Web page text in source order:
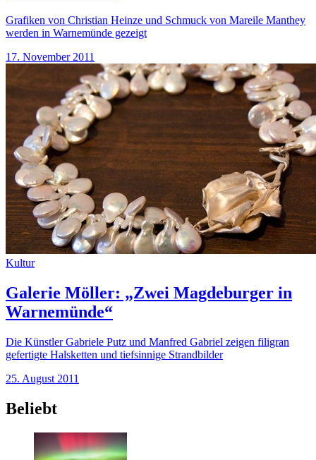
Grafiken von Christian Heinze und Schmuck von Mareile Manthey
werden in Warnemünde gezeigt
17. November 2011
Kultur
Galerie Möller: „Zwei Magdeburger in
Warnemünde“
Die Künstler Gabriele Putz und Manfred Gabriel zeigen filigran
gefertigte Halsketten und tiefsinnige Strandbilder
25. August 2011
Beliebt